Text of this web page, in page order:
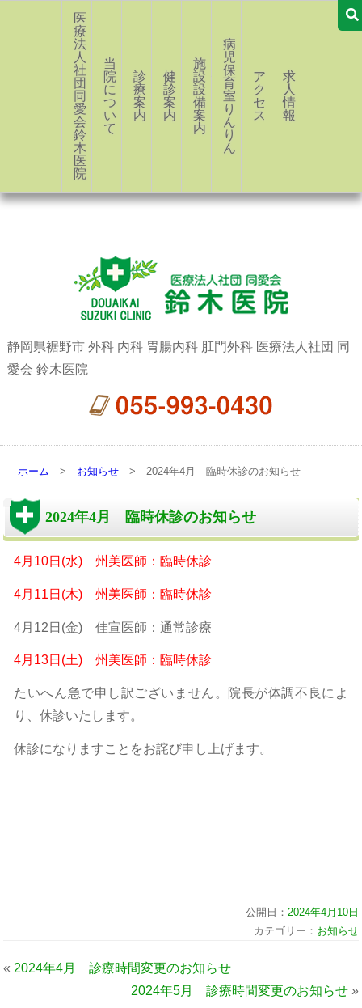
医
療
法
人
社
団
同
愛
会
鈴
木
医
院
当
院
に
つ
い
て
診
療
案
内
健
診
案
内
施
設・
設
備
案
内
病
児
保
育
室
り
ん
り
ん
ア
ク
セ
ス
求
人
情
報
静岡県裾野市 外科 内科 胃腸内科 肛門外科 医療法人社団 同
愛会 鈴木医院
ホーム > お知らせ > 2024年4月 臨時休診のお知らせ
2024年4月 臨時休診のお知らせ
4月10日(水) 州美医師：臨時休診
4月11日(木) 州美医師：臨時休診
4月12日(金) 佳宣医師：通常診療
4月13日(土) 州美医師：臨時休診
たいへん急で申し訳ございません。院長が体調不良によ
り、休診いたします。
休診になりますことをお詫び申し上げます。
公開日： 2024年4月10日
カテゴリー： お知らせ
« 2024年4月 診療時間変更のお知らせ
2024年5月 診療時間変更のお知らせ»